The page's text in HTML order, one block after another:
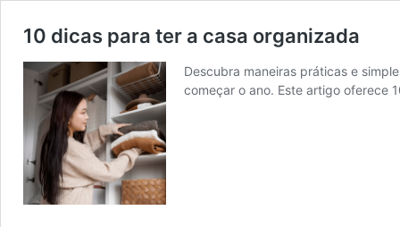
10 dicas para ter a casa organizada
Descubra maneiras práticas e
começar o ano. Este artigo oferece